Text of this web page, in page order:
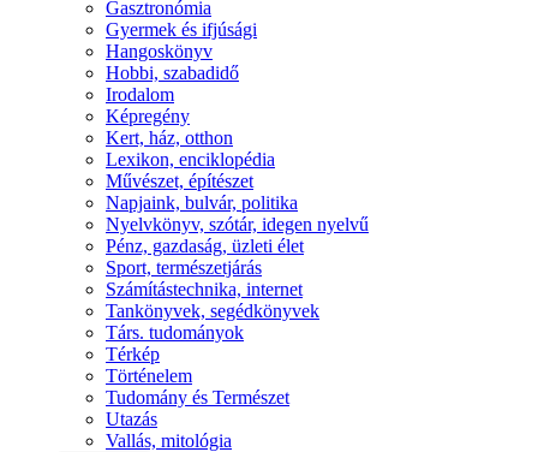
Gasztronómia
Gyermek és ifjúsági
Hangoskönyv
Hobbi, szabadidő
Irodalom
Képregény
Kert, ház, otthon
Lexikon, enciklopédia
Művészet, építészet
Napjaink, bulvár, politika
Nyelvkönyv, szótár, idegen nyelvű
Pénz, gazdaság, üzleti élet
Sport, természetjárás
Számítástechnika, internet
Tankönyvek, segédkönyvek
Társ. tudományok
Térkép
Történelem
Tudomány és Természet
Utazás
Vallás, mitológia